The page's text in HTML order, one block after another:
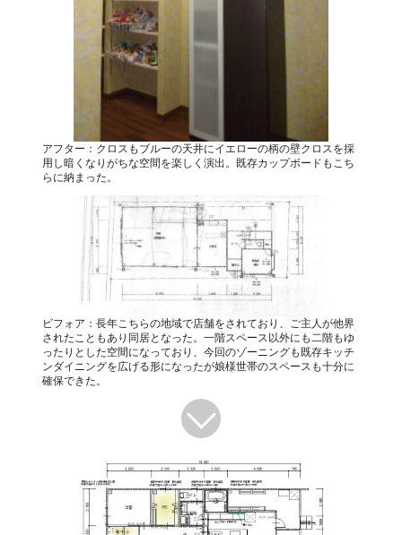
アフター：クロスもブルーの天井にイエローの柄の壁クロスを採
用し暗くなりがちな空間を楽しく演出。既存カップボードもこち
らに納まった。
ビフォア：長年こちらの地域で店舗をされており、ご主人が他界
されたこともあり同居となった。一階スペース以外にも二階もゆ
ったりとした空間になっており、今回のゾーニングも既存キッチ
ンダイニングを広げる形になったが娘様世帯のスペースも十分に
確保できた。